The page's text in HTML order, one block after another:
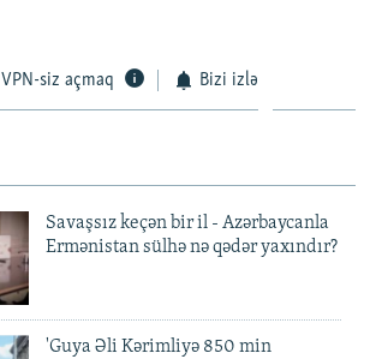
VPN-siz açmaq Bizi izlə
Savaşsız keçən bir il - Azərbaycanla
Ermənistan sülhə nə qədər yaxındır?
'Guya Əli Kərimliyə 850 min